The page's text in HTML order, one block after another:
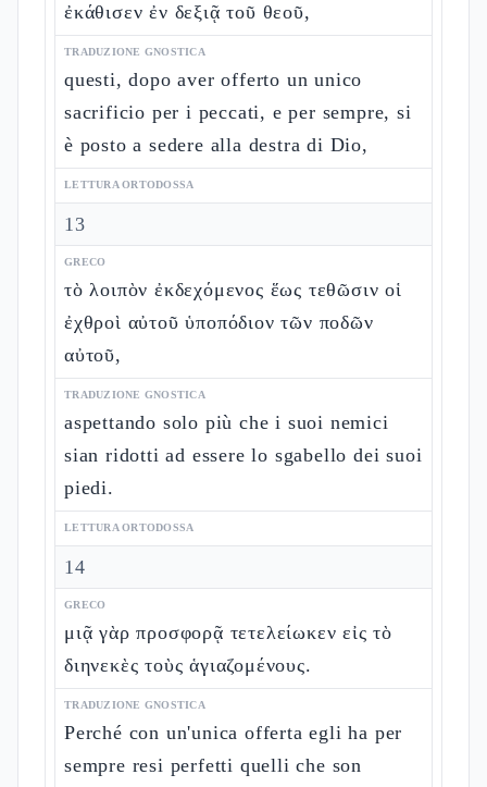
ἐκάθισεν ἐν δεξιᾷ τοῦ θεοῦ,
TRADUZIONE GNOSTICA
questi, dopo aver offerto un unico
sacrificio per i peccati, e per sempre, si
è posto a sedere alla destra di Dio,
LETTURA ORTODOSSA
13
GRECO
τὸ λοιπὸν ἐκδεχόμενος ἕως τεθῶσιν οἱ
ἐχθροὶ αὐτοῦ ὑποπόδιον τῶν ποδῶν
αὐτοῦ,
TRADUZIONE GNOSTICA
aspettando solo più che i suoi nemici
sian ridotti ad essere lo sgabello dei suoi
piedi.
LETTURA ORTODOSSA
14
GRECO
μιᾷ γὰρ προσφορᾷ τετελείωκεν εἰς τὸ
διηνεκὲς τοὺς ἁγιαζομένους.
TRADUZIONE GNOSTICA
Perché con un'unica offerta egli ha per
sempre resi perfetti quelli che son